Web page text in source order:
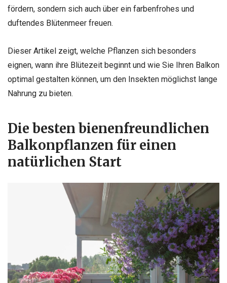
fördern, sondern sich auch über ein farbenfrohes und
duftendes Blütenmeer freuen.
Dieser Artikel zeigt, welche Pflanzen sich besonders
eignen, wann ihre Blütezeit beginnt und wie Sie Ihren Balkon
optimal gestalten können, um den Insekten möglichst lange
Nahrung zu bieten.
Die besten bienenfreundlichen
Balkonpflanzen für einen
natürlichen Start